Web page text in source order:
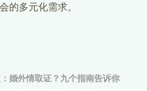
的多元化需求。
婚外情取证？九个指南告诉你